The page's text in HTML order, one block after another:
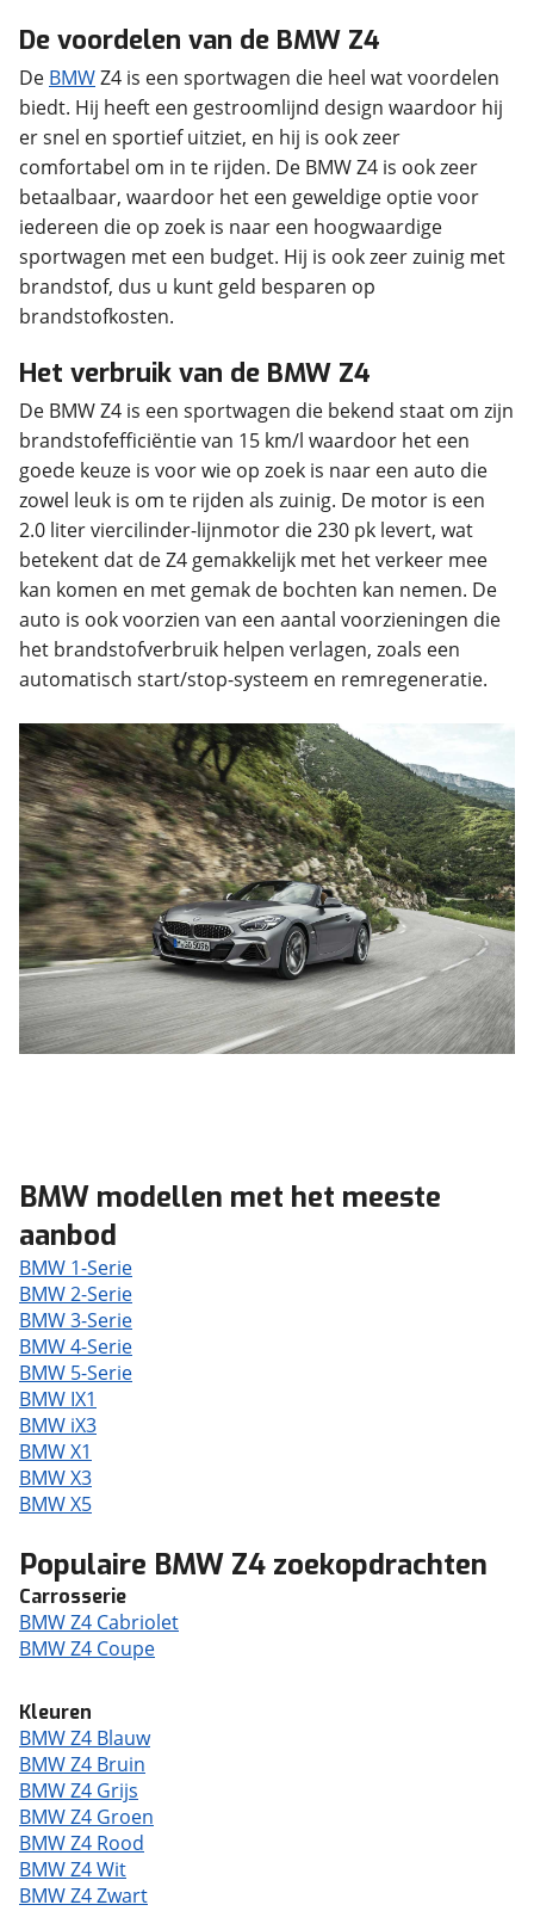
De voordelen van de BMW Z4
De BMWZ4 is een sportwagen die heel wat voordelen
biedt. Hij heeft een gestroomlijnd design waardoor hij
er snel en sportief uitziet, en hij is ook zeer
comfortabel om in te rijden. De BMW Z4 is ook zeer
betaalbaar, waardoor het een geweldige optie voor
iedereen die op zoek is naar een hoogwaardige
sportwagen met een budget. Hij is ook zeer zuinig met
brandstof, dus u kunt geld besparen op
brandstofkosten.
Het verbruik van de BMW Z4
De BMW Z4 is een sportwagen die bekend staat om zijn
brandstofefficiëntie van 15 km/l waardoor het een
goede keuze is voor wie op zoek is naar een auto die
zowel leuk is om te rijden als zuinig. De motor is een
2.0 liter viercilinder-lijnmotor die 230 pk levert, wat
betekent dat de Z4 gemakkelijk met het verkeer mee
kan komen en met gemak de bochten kan nemen. De
auto is ook voorzien van een aantal voorzieningen die
het brandstofverbruik helpen verlagen, zoals een
automatisch start/stop-systeem en remregeneratie.
BMW modellen met het meeste
aanbod
BMW 1-Serie
BMW 2-Serie
BMW 3-Serie
BMW 4-Serie
BMW 5-Serie
BMW IX1
BMW iX3
BMW X1
BMW X3
BMW X5
Populaire BMW Z4 zoekopdrachten
Carrosserie
BMW Z4 Cabriolet
BMW Z4 Coupe
Kleuren
BMW Z4 Blauw
BMW Z4 Bruin
BMW Z4 Grijs
BMW Z4 Groen
BMW Z4 Rood
BMW Z4 Wit
BMW Z4 Zwart